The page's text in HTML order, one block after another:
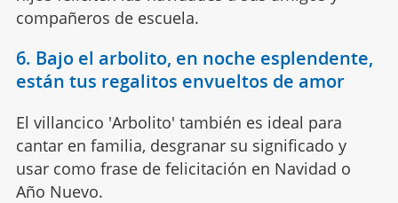
compañeros de escuela.
6. Bajo el arbolito, en noche esplendente,
están tus regalitos envueltos de amor
El villancico 'Arbolito' también es ideal para
cantar en familia, desgranar su significado y
usar como frase de felicitación en Navidad o
Año Nuevo.